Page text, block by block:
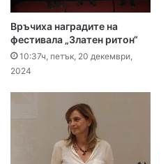
Връчиха наградите на
фестивала „Златен ритон“
10:37ч, петък, 20 декември,
2024